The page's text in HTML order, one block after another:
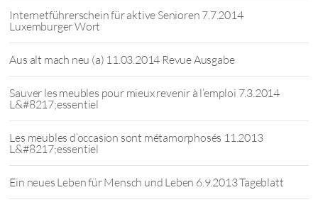
Internetführerschein für aktive Senioren 7.7.2014
Luxemburger Wort
Aus alt mach neu (a) 11.03.2014 Revue Ausgabe
Sauver les meubles pour mieux revenir à l’emploi 7.3.2014
L&#8217;essentiel
Les meubles d’occasion sont métamorphosés 11.2013
L&#8217;essentiel
Ein neues Leben für Mensch und Leben 6.9.2013 Tageblatt